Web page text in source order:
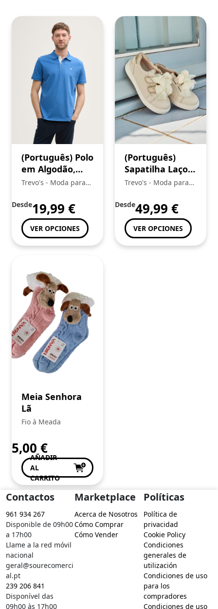
(Português) Polo
em Algodão,
Tom Tailor
Trevo's - Moda para
Desde19,99 €
VER OPCIONES
(Português)
Sapatilha Laços,
Mayoral
Trevo's - Moda para
Desde49,99 €
VER OPCIONES
Meia Senhora
Lã
Fio à Meada
5,00 €
AÑADIR
AL
CARRITO
Contactos
961 934 267
Disponible de 09h00
a 17h00
Llame a la red móvil
nacional
geral@sourecomerci
al.pt
239 206 841
Disponível das
09h00 às 17h00
Marketplace
Acerca de Nosotros
Cómo Comprar
Cómo Vender
Políticas
Política de
privacidad
Cookie Policy
Condiciones
generales de
utilización
Condiciones de uso
para los
compradores
Condiciones de uso